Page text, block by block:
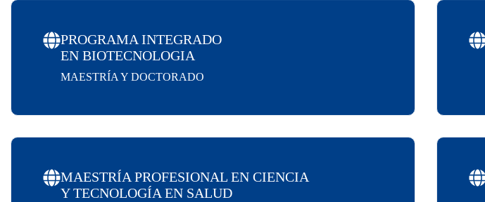
PROGRAMA INTEGRADO
EN BIOTECNOLOGIA
MAESTRÍA Y DOCTORADO
MAESTRÍA PROFESIONAL EN CIENCIA
Y TECNOLOGÍA EN SALUD